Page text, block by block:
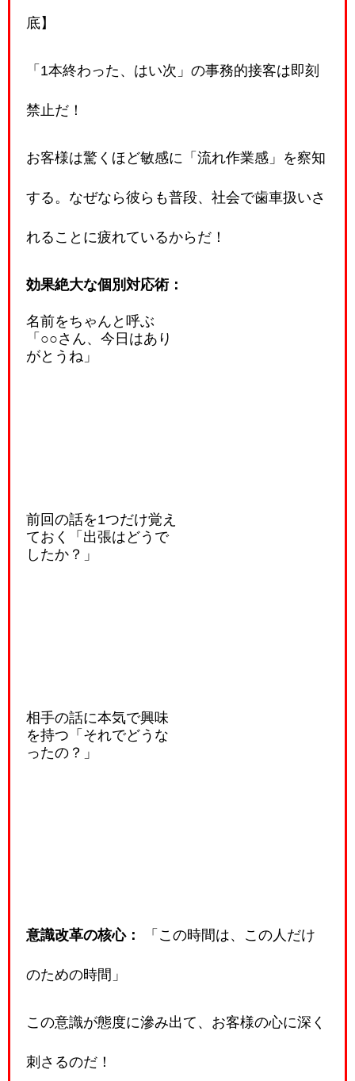
底】
「1本終わった、はい次」の事務的接客は即刻
禁止だ！
お客様は驚くほど敏感に「流れ作業感」を察知
する。なぜなら彼らも普段、社会で歯車扱いさ
れることに疲れているからだ！
効果絶大な個別対応術：
名前をちゃんと呼ぶ
「○○さん、今日はあり
がとうね」
前回の話を1つだけ覚え
ておく「出張はどうで
したか？」
相手の話に本気で興味
を持つ「それでどうな
ったの？」
意識改革の核心： 「この時間は、この人だけ
のための時間」
この意識が態度に滲み出て、お客様の心に深く
刺さるのだ！